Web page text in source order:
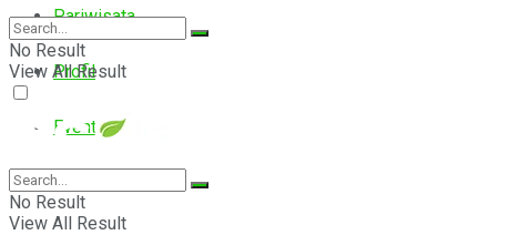
Pariwisata
Profil
Event
E-Magazine
No Result
View All Result
No Result
View All Result